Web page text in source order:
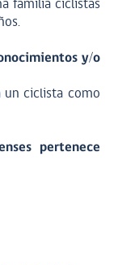
familia ciclistas
y/o
un ciclista como
pertenece